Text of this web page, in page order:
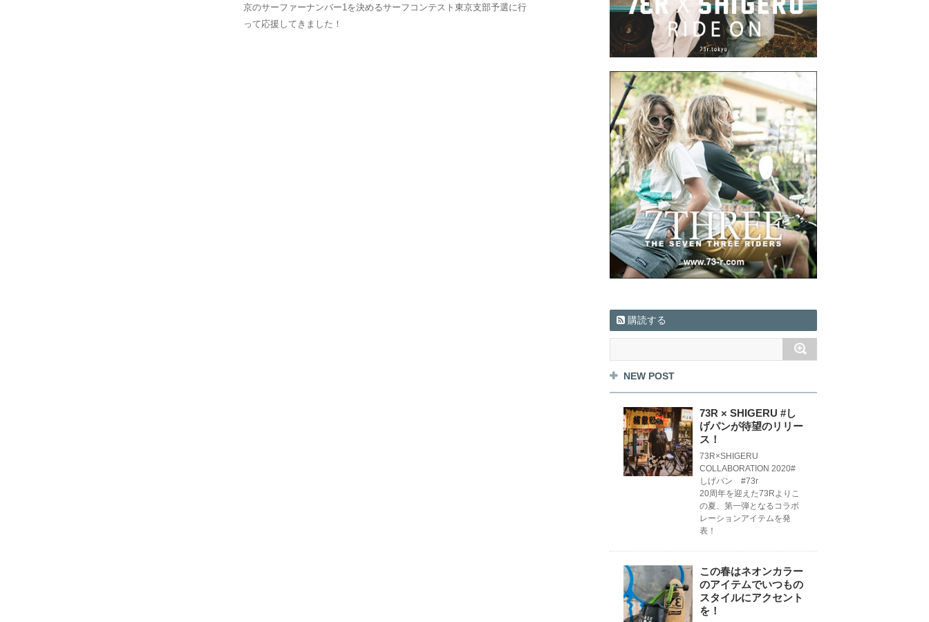
京のサーファーナンバー1を決めるサーフコンテスト東京支部予選に行
って応援してきました！
購読する
NEW POST
73R × SHIGERU #し
げパンが待望のリリー
ス！
73R×SHIGERU
COLLABORATION 2020#
しげパン #73r
20周年を迎えた73Rよりこ
の夏、第一弾となるコラボ
レーションアイテムを発
表！
この春はネオンカラー
のアイテムでいつもの
スタイルにアクセント
を！